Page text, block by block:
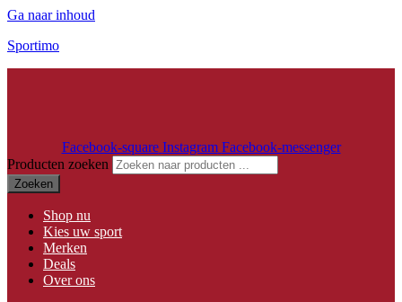
Ga naar inhoud
Sportimo
Facebook-square Instagram Facebook-messenger
Producten zoeken
Zoeken
Shop nu
Kies uw sport
Merken
Deals
Over ons